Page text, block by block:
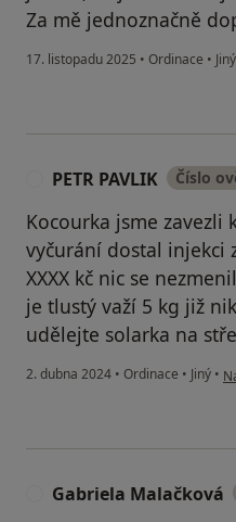
Za mě jednoznačně
17. listopadu 2025 • Ordinace • Jiný
PETR PAVLIK Číslo
Kocourka jsme zavezli
vyčurání dostal injekci
XXXX kč nic se
je tlustý važí 5 kg již
udělejte solarka na
2. dubna 2024 • Ordinace • Jiný •
Gabriela Malačková